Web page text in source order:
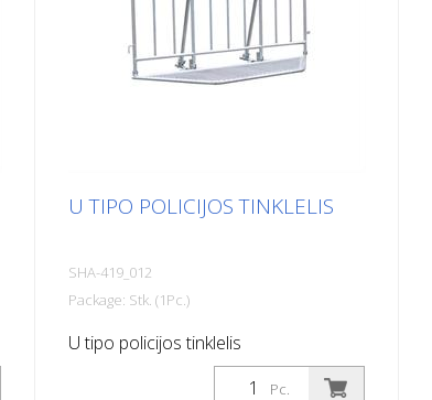
U TIPO POLICIJOS TINKLELIS
SHA-419_012
Package: Stk. (1Pc.)
U tipo policijos tinklelis
Pc.